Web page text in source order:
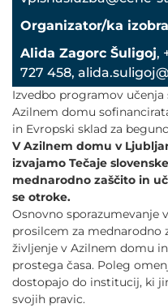
POMANJŠAJ PISAVO
OZNAČI NASLOVE
OZNAČI POVEZAVE
PODČRTAJ POVEZAVE
ZEMLJEVID STRANI
IZJAVA O
Organizator/ka
Alida Zagorc Šuligoj,
727 458,
Izvedbo programov
Azilnem domu
in Evropski sklad za
V Azilnem domu v
izvajamo Tečaje
mednarodno zaščito in
se otroke.
Osnovno sporazumevanje
prosilcem za mednarodno
življenje v Azilnem domu
prostega časa. Poleg
dostopajo do institucij, ki
svojih pravic.